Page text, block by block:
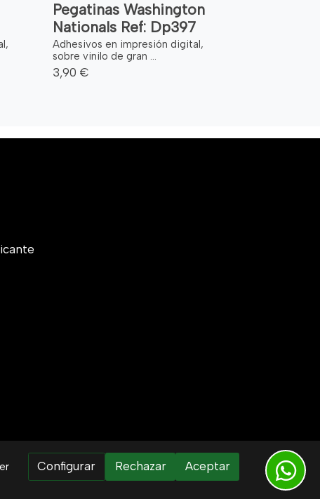
Pegatinas Washington
Nationals Ref: Dp397
Adhesivos en impresión digital,
sobre vinilo de gran ...
3,90 €
Configurar Rechazar Aceptar